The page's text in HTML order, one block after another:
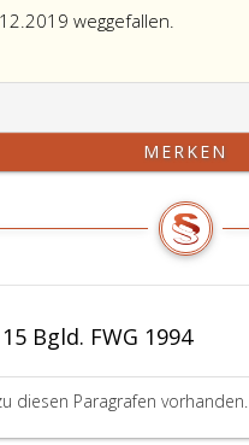
weggefallen.
MERKEN
Bgld. FWG 1994
diesen Paragrafen vorhanden.